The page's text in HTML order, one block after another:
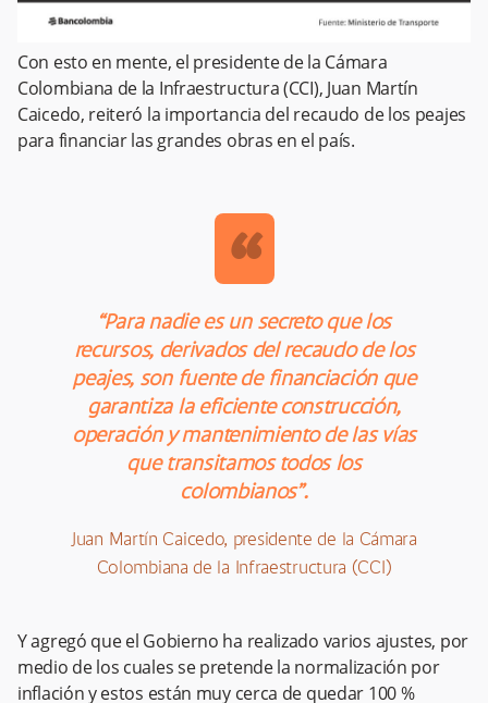
Con esto en mente, el presidente de la Cámara
Colombiana de la Infraestructura (CCI), Juan Martín
Caicedo, reiteró la importancia del recaudo de los peajes
para financiar las grandes obras en el país.
“
“Para nadie es un secreto que los
recursos, derivados del recaudo de los
peajes, son fuente de financiación que
garantiza la eficiente construcción,
operación y mantenimiento de las vías
que transitamos todos los
colombianos”.
Juan Martín Caicedo, presidente de la Cámara
Colombiana de la Infraestructura (CCI)
Y agregó que el Gobierno ha realizado varios ajustes, por
medio de los cuales se pretende la normalización por
inflación y estos están muy cerca de quedar 100 %